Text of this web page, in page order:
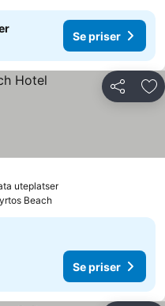
Se priser
Dela
uteplatserSe priser
Beach
Se priser